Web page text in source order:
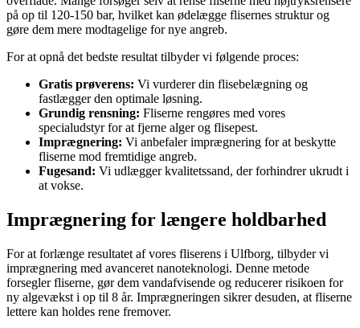
på op til 120-150 bar, hvilket kan ødelægge flisernes struktur og
gøre dem mere modtagelige for nye angreb.
For at opnå det bedste resultat tilbyder vi følgende proces:
Gratis prøverens: Vi vurderer din flisebelægning og
fastlægger den optimale løsning.
Grundig rensning: Fliserne rengøres med vores
specialudstyr for at fjerne alger og flisepest.
Imprægnering: Vi anbefaler imprægnering for at beskytte
fliserne mod fremtidige angreb.
Fugesand: Vi udlægger kvalitetssand, der forhindrer ukrudt i
at vokse.
Imprægnering for længere holdbarhed
For at forlænge resultatet af vores fliserens i Ulfborg, tilbyder vi
imprægnering med avanceret nanoteknologi. Denne metode
forsegler fliserne, gør dem vandafvisende og reducerer risikoen for
ny algevækst i op til 8 år. Imprægneringen sikrer desuden, at fliserne
lettere kan holdes rene fremover.